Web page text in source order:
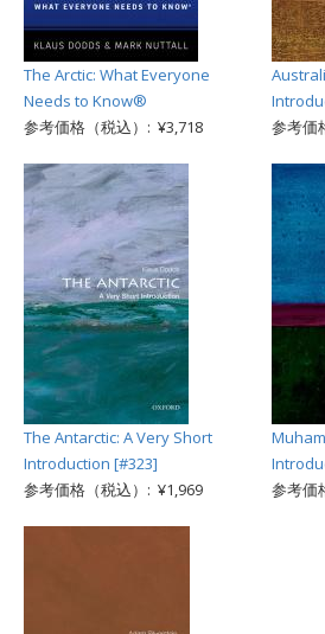
The Arctic: What Everyone
Needs to Know®
参考価格（税込）: ¥3,718
参考価
The Antarctic: A Very Short
Introduction [#323]
参考価格（税込）: ¥1,969
参考価